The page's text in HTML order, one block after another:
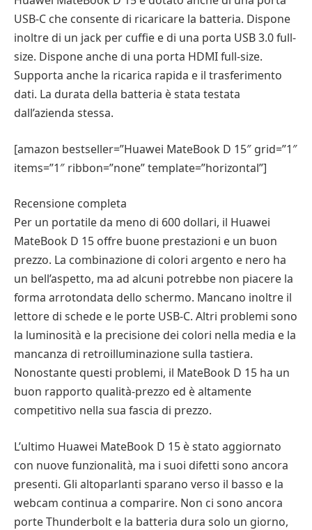
USB-C che consente di ricaricare la batteria. Dispone
inoltre di un jack per cuffie e di una porta USB 3.0 full-
size. Dispone anche di una porta HDMI full-size.
Supporta anche la ricarica rapida e il trasferimento
dati. La durata della batteria è stata testata
dall’azienda stessa.
[amazon bestseller=”Huawei MateBook D 15″ grid=”1″
items=”1″ ribbon=”none” template=”horizontal”]
Recensione completa
Per un portatile da meno di 600 dollari, il Huawei
MateBook D 15 offre buone prestazioni e un buon
prezzo. La combinazione di colori argento e nero ha
un bell’aspetto, ma ad alcuni potrebbe non piacere la
forma arrotondata dello schermo. Mancano inoltre il
lettore di schede e le porte USB-C. Altri problemi sono
la luminosità e la precisione dei colori nella media e la
mancanza di retroilluminazione sulla tastiera.
Nonostante questi problemi, il MateBook D 15 ha un
buon rapporto qualità-prezzo ed è altamente
competitivo nella sua fascia di prezzo.
L’ultimo Huawei MateBook D 15 è stato aggiornato
con nuove funzionalità, ma i suoi difetti sono ancora
presenti. Gli altoparlanti sparano verso il basso e la
webcam continua a comparire. Non ci sono ancora
porte Thunderbolt e la batteria dura solo un giorno,